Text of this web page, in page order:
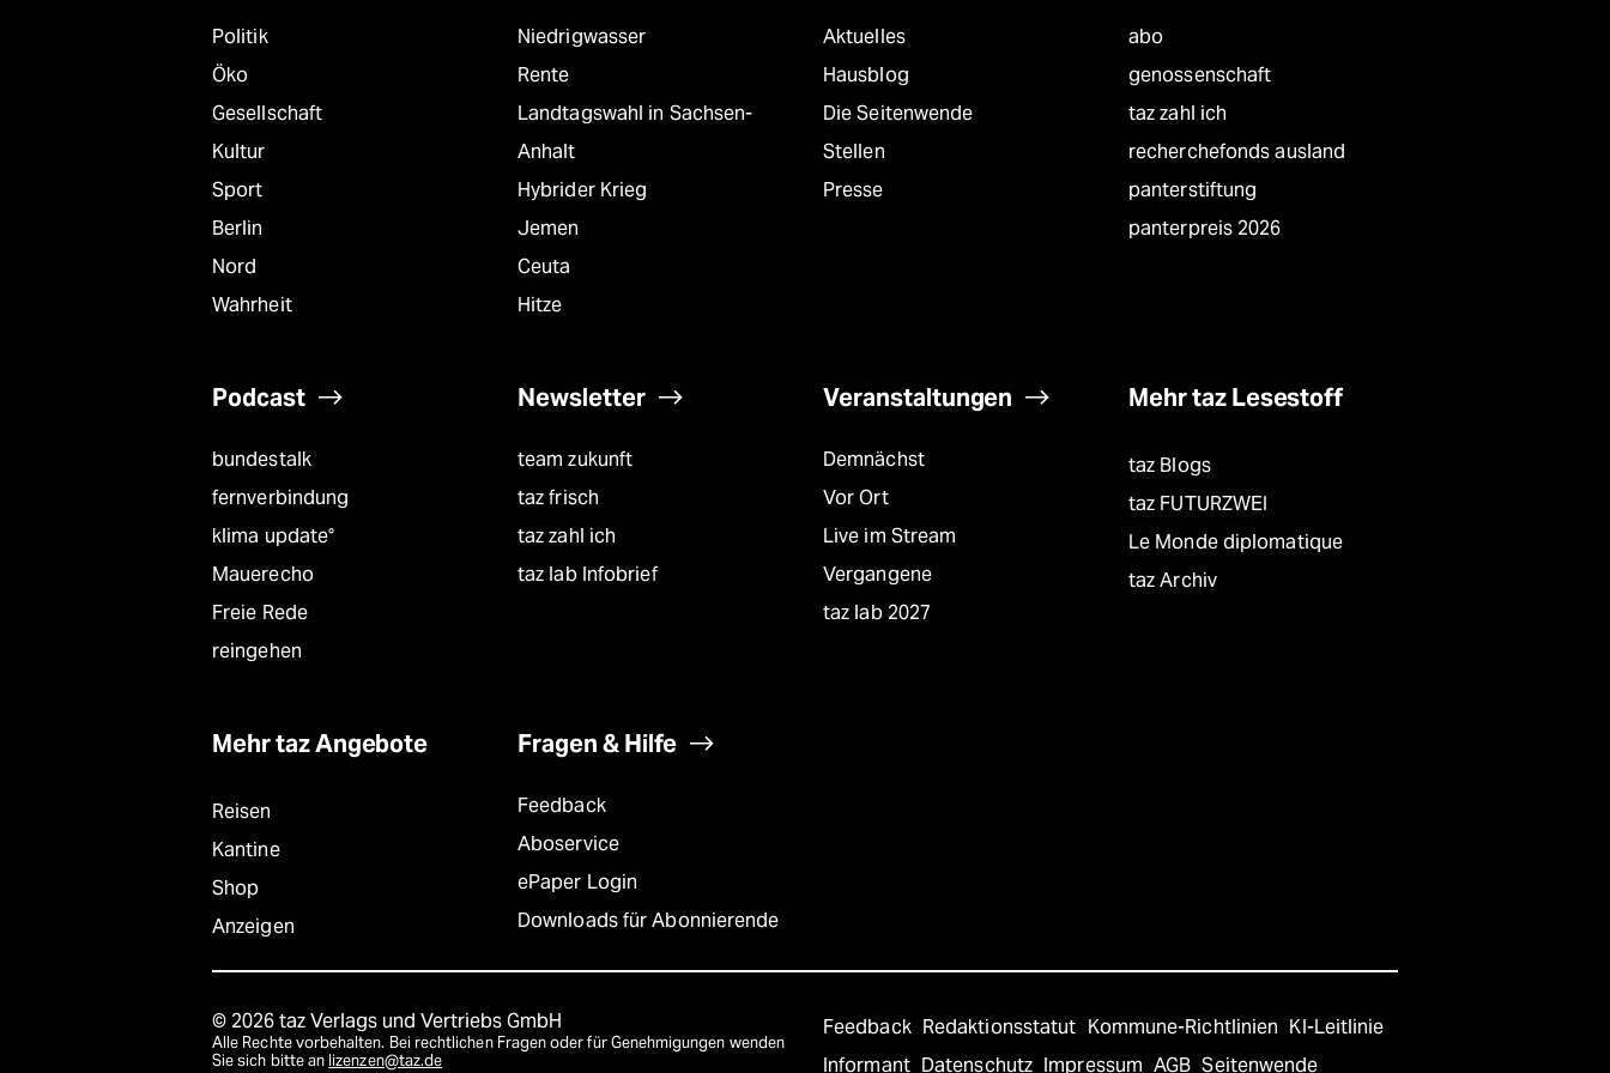
Politik
Öko
Gesellschaft
Kultur
Sport
Berlin
Nord
Wahrheit
Niedrigwasser
Rente
Landtagswahl in Sachsen-
Anhalt
Hybrider Krieg
Jemen
Ceuta
Hitze
Aktuelles
Hausblog
Die Seitenwende
Stellen
Presse
abo
genossenschaft
taz zahl ich
recherchefonds ausland
panterstiftung
panterpreis 2026
Podcast
bundestalk
fernverbindung
klima update°
Mauerecho
Freie Rede
reingehen
Newsletter
team zukunft
taz frisch
taz zahl ich
taz lab Infobrief
Veranstaltungen
Demnächst
Vor Ort
Live im Stream
Vergangene
taz lab 2027
Mehr taz Lesestoff
taz Blogs
taz FUTURZWEI
Le Monde diplomatique
taz Archiv
Mehr taz Angebote
Reisen
Kantine
Shop
Anzeigen
Fragen & Hilfe
Feedback
Aboservice
ePaper Login
Downloads für Abonnierende
© 2026 taz Verlags und Vertriebs GmbH
Alle Rechte vorbehalten. Bei rechtlichen Fragen oder für Genehmigungen wenden
Sie sich bitte an lizenzen@taz.de
Feedback Redaktionsstatut Kommune-Richtlinien KI-Leitlinie
Informant Datenschutz Impressum AGB Seitenwende